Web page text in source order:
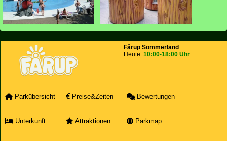
Fårup Sommerland
Heute: 10:00-18:00 Uhr
Parkübersicht Preise&Zeiten Bewertungen
Unterkunft Attraktionen Parkmap